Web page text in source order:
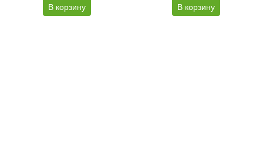
В корзину В корзину